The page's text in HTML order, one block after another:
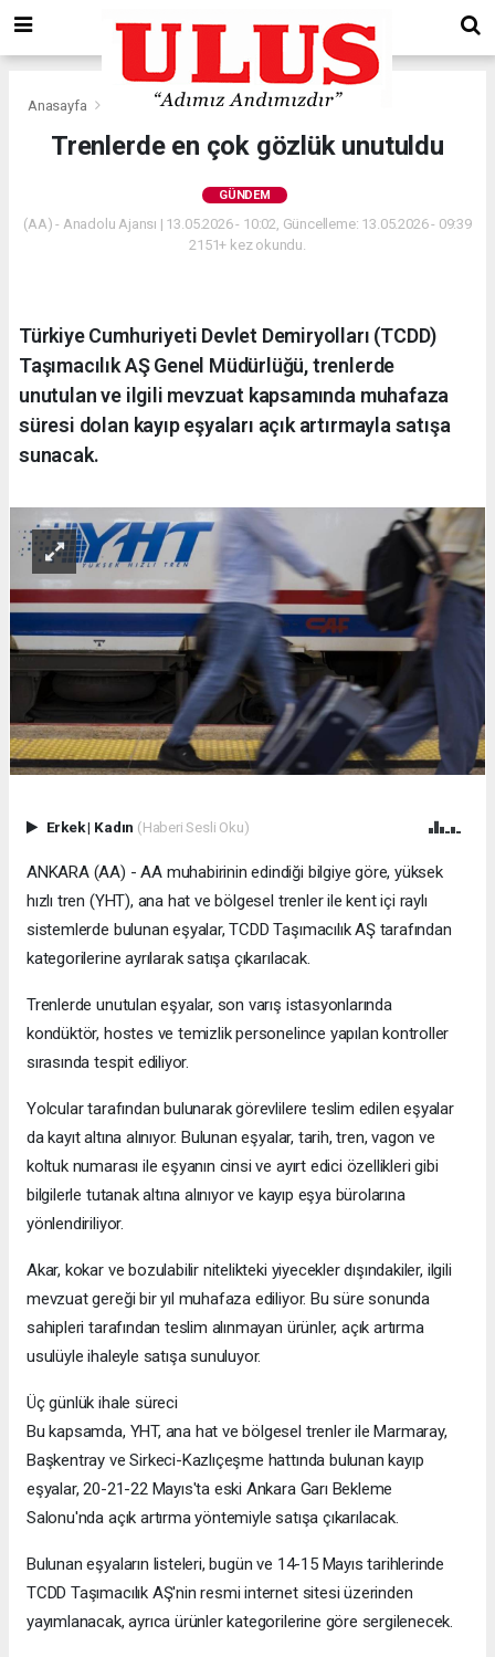
Anasayfa Gündem
Trenlerde en çok gözlük unutuldu
GÜNDEM
(AA) - Anadolu Ajansı | 13.05.2026 - 10:02, Güncelleme: 13.05.2026 - 09:39
2151+ kez okundu.
Türkiye Cumhuriyeti Devlet Demiryolları (TCDD)
Taşımacılık AŞ Genel Müdürlüğü, trenlerde
unutulan ve ilgili mevzuat kapsamında muhafaza
süresi dolan kayıp eşyaları açık artırmayla satışa
sunacak.
Erkek| Kadın (Haberi Sesli Oku)
ANKARA (AA) - AA muhabirinin edindiği bilgiye göre, yüksek
hızlı tren (YHT), ana hat ve bölgesel trenler ile kent içi raylı
sistemlerde bulunan eşyalar, TCDD Taşımacılık AŞ tarafından
kategorilerine ayrılarak satışa çıkarılacak.
Trenlerde unutulan eşyalar, son varış istasyonlarında
kondüktör, hostes ve temizlik personelince yapılan kontroller
sırasında tespit ediliyor.
Yolcular tarafından bulunarak görevlilere teslim edilen eşyalar
da kayıt altına alınıyor. Bulunan eşyalar, tarih, tren, vagon ve
koltuk numarası ile eşyanın cinsi ve ayırt edici özellikleri gibi
bilgilerle tutanak altına alınıyor ve kayıp eşya bürolarına
yönlendiriliyor.
Akar, kokar ve bozulabilir nitelikteki yiyecekler dışındakiler, ilgili
mevzuat gereği bir yıl muhafaza ediliyor. Bu süre sonunda
sahipleri tarafından teslim alınmayan ürünler, açık artırma
usulüyle ihaleyle satışa sunuluyor.
Üç günlük ihale süreci
Bu kapsamda, YHT, ana hat ve bölgesel trenler ile Marmaray,
Başkentray ve Sirkeci-Kazlıçeşme hattında bulunan kayıp
eşyalar, 20-21-22 Mayıs'ta eski Ankara Garı Bekleme
Salonu'nda açık artırma yöntemiyle satışa çıkarılacak.
Bulunan eşyaların listeleri, bugün ve 14-15 Mayıs tarihlerinde
TCDD Taşımacılık AŞ'nin resmi internet sitesi üzerinden
yayımlanacak, ayrıca ürünler kategorilerine göre sergilenecek.